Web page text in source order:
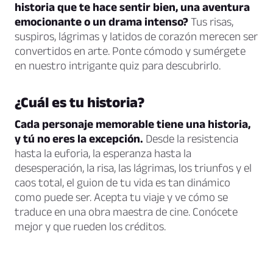
historia que te hace sentir bien, una aventura
emocionante o un drama intenso?Tus risas,
suspiros, lágrimas y latidos de corazón merecen ser
convertidos en arte. Ponte cómodo y sumérgete
en nuestro intrigante quiz para descubrirlo.
¿Cuál es tu historia?
Cada personaje memorable tiene una historia,
y tú no eres la excepción. Desde la resistencia
hasta la euforia, la esperanza hasta la
desesperación, la risa, las lágrimas, los triunfos y el
caos total, el guion de tu vida es tan dinámico
como puede ser. Acepta tu viaje y ve cómo se
traduce en una obra maestra de cine. Conócete
mejor y que rueden los créditos.